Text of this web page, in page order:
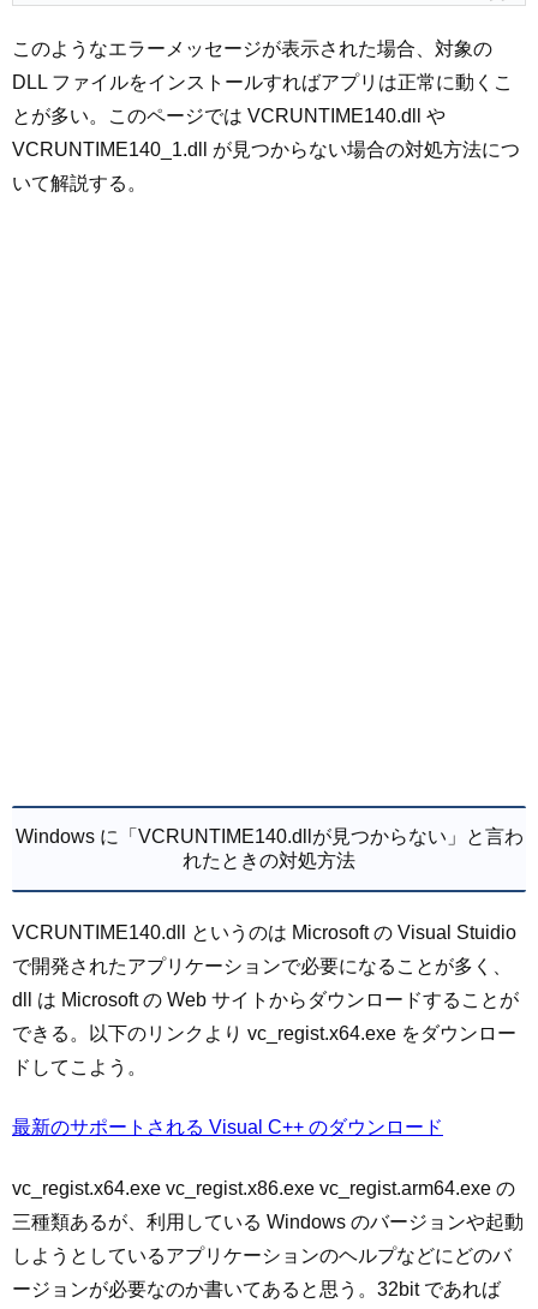
このようなエラーメッセージが表示された場合、対象の
DLL ファイルをインストールすればアプリは正常に動くこ
とが多い。このページでは VCRUNTIME140.dll や
VCRUNTIME140_1.dll が見つからない場合の対処方法につ
いて解説する。
Windows に「VCRUNTIME140.dllが見つからない」と言わ
れたときの対処方法
VCRUNTIME140.dll というのは Microsoft の Visual Stuidio
で開発されたアプリケーションで必要になることが多く、
dll は Microsoft の Web サイトからダウンロードすることが
できる。以下のリンクより vc_regist.x64.exe をダウンロー
ドしてこよう。
最新のサポートされる Visual C++ のダウンロード
vc_regist.x64.exe vc_regist.x86.exe vc_regist.arm64.exe の
三種類あるが、利用している Windows のバージョンや起動
しようとしているアプリケーションのヘルプなどにどのバ
ージョンが必要なのか書いてあると思う。32bit であれば